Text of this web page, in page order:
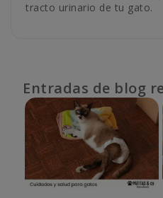
tracto urinario de tu gato.
Entradas de blog